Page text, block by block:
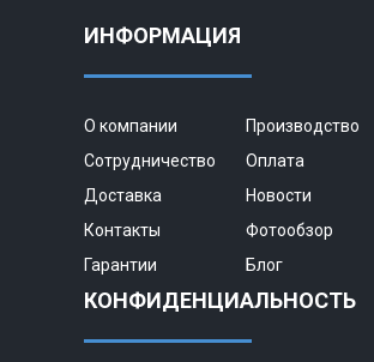
ИНФОРМАЦИЯ
О компании
Производство
Сотрудничество
Оплата
Доставка
Новости
Контакты
Фотообзор
Гарантии
Блог
КОНФИДЕНЦИАЛЬНОСТЬ